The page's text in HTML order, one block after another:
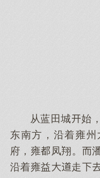
从蓝田城始
东南方，沿着雍
府，雍凤翔。
沿着雍益走